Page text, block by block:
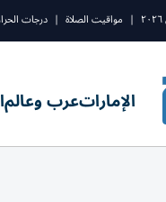
| مواقيت الصلاة | درجات
الإماراتعرب وعالم